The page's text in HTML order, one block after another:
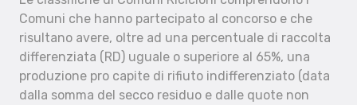
Comuni che hanno partecipato al concorso e che
risultano avere, oltre ad una percentuale di raccolta
differenziata (RD) uguale o superiore al 65%, una
produzione pro capite di rifiuto indifferenziato (data
dalla somma del secco residuo e dalle quote non